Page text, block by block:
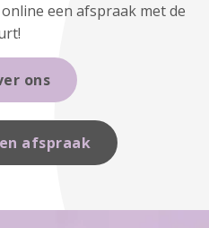
een afspraak met de
ons
afspraak